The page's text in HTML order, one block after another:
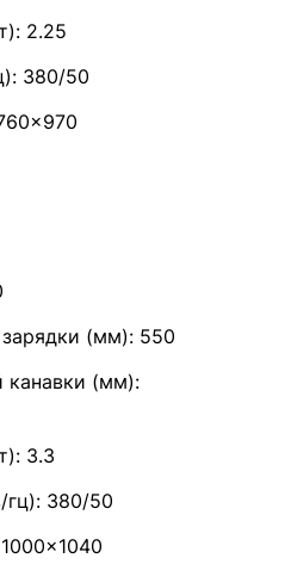
2.25
380/50
(мм): 550
канавки (мм):
3.3
гц): 380/50